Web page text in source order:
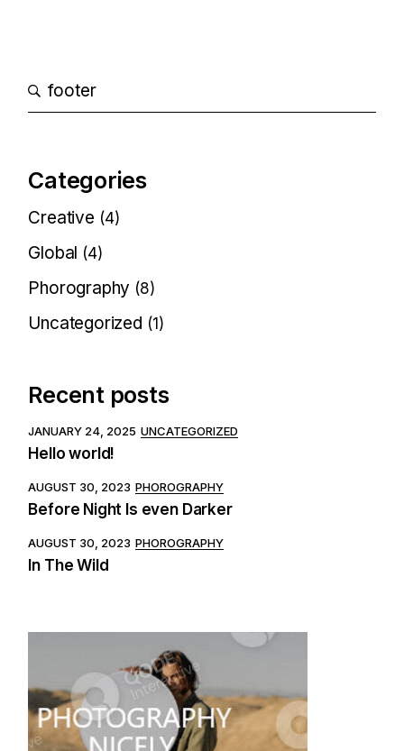
Categories
Creative (4)
Global (4)
Phorography (8)
Uncategorized (1)
Recent posts
JANUARY 24, 2025 UNCATEGORIZED
Hello world!
AUGUST 30, 2023 PHOROGRAPHY
Before Night Is even Darker
AUGUST 30, 2023 PHOROGRAPHY
In The Wild